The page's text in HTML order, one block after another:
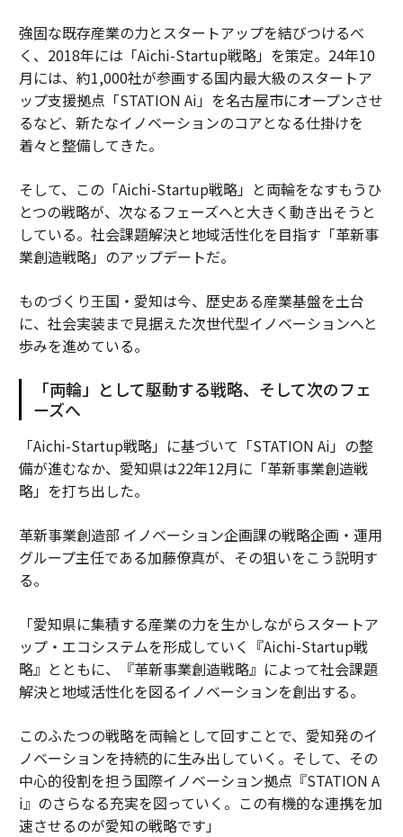
強固な既存産業の力とスタートアップを結びつけるべ
く、2018年には「Aichi-Startup戦略」を策定。24年10
月には、約1,000社が参画する国内最大級のスタートア
ップ支援拠点「STATION Ai」を名古屋市にオープンさせ
るなど、新たなイノベーションのコアとなる仕掛けを
着々と整備してきた。
そして、この「Aichi-Startup戦略」と両輪をなすもうひ
とつの戦略が、次なるフェーズへと大きく動き出そうと
している。社会課題解決と地域活性化を目指す「革新事
業創造戦略」のアップデートだ。
ものづくり王国・愛知は今、歴史ある産業基盤を土台
に、社会実装まで見据えた次世代型イノベーションへと
歩みを進めている。
「両輪」として駆動する戦略、そして次のフェ
ーズへ
「Aichi-Startup戦略」に基づいて「STATION Ai」の整
備が進むなか、愛知県は22年12月に「革新事業創造戦
略」を打ち出した。
革新事業創造部 イノベーション企画課の戦略企画・運用
グループ主任である加藤僚真が、その狙いをこう説明す
る。
「愛知県に集積する産業の力を生かしながらスタートア
ップ・エコシステムを形成していく『Aichi-Startup戦
略』とともに、『革新事業創造戦略』によって社会課題
解決と地域活性化を図るイノベーションを創出する。
このふたつの戦略を両輪として回すことで、愛知発のイ
ノベーションを持続的に生み出していく。そして、その
中心的役割を担う国際イノベーション拠点『STATION A
i』のさらなる充実を図っていく。この有機的な連携を加
速させるのが愛知の戦略です」